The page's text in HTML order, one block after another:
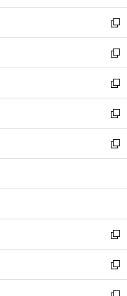
開
く
ウ
で
開
く
ン
ド
ウ
で
開
く
ウ
ィ
ン
ド
ウ
で
開
く
新
し
い
ウ
ィ
ン
ド
ウ
で
開
新
し
い
ウ
ィ
ン
ド
ウ
開
新
し
い
ウ
ィ
ン
ウ
開
く
新
し
い
ウ
ン
ウ
で
開
く
新
し
ウ
ン
ド
ウ
で
開
新
し
い
ウ
新
し